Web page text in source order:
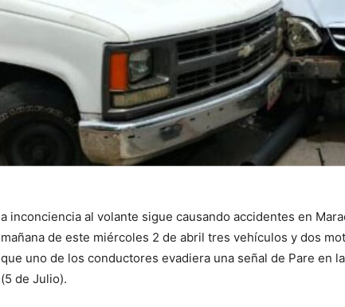
a inconciencia al volante sigue causando accidentes en
mañana de este miércoles 2 de abril tres vehículos y dos
que uno de los conductores evadiera una señal de Pare en
(5 de Julio).